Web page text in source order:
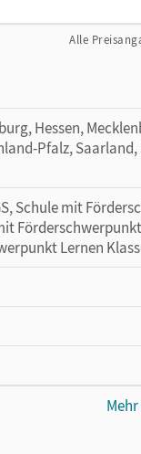
Alle
Hessen,
Pfalz, Saarland,
Schule mit
Lernen